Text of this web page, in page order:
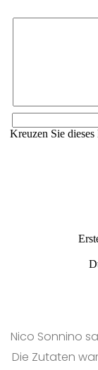
Kreuzen Sie
Nico Sonnino
Die Zutaten